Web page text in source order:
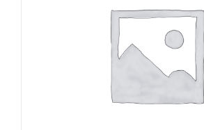
AJOUTER AU PANIER